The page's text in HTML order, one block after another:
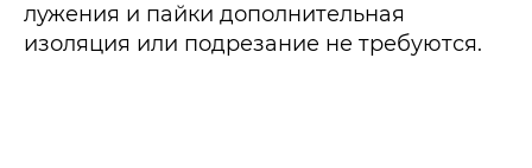
лужения и пайки дополнительная
изоляция или подрезание не требуются.